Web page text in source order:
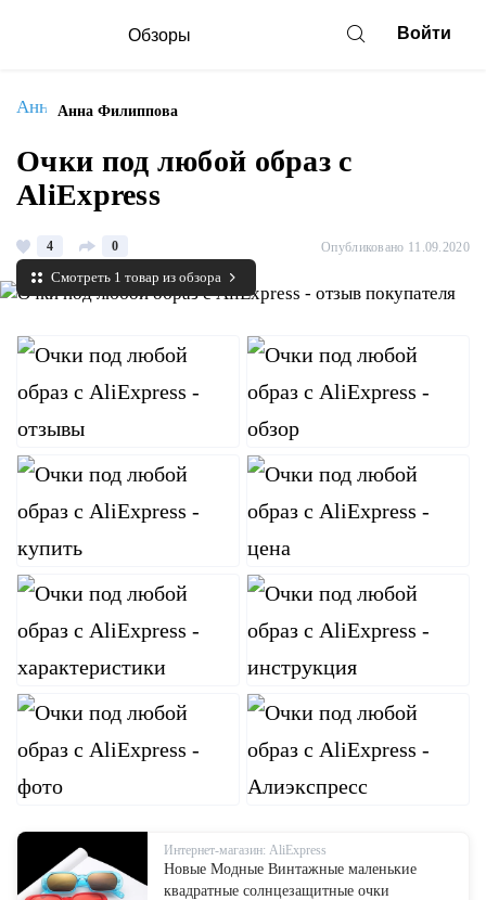
Обзоры Войти
Анна Филиппова
Очки под любой образ с
AliExpress
4 0 Опубликовано 11.09.2020
Смотреть 1 товар из обзора
Интернет-магазин: AliExpress
Новые Модные Винтажные маленькие
квадратные солнцезащитные очки